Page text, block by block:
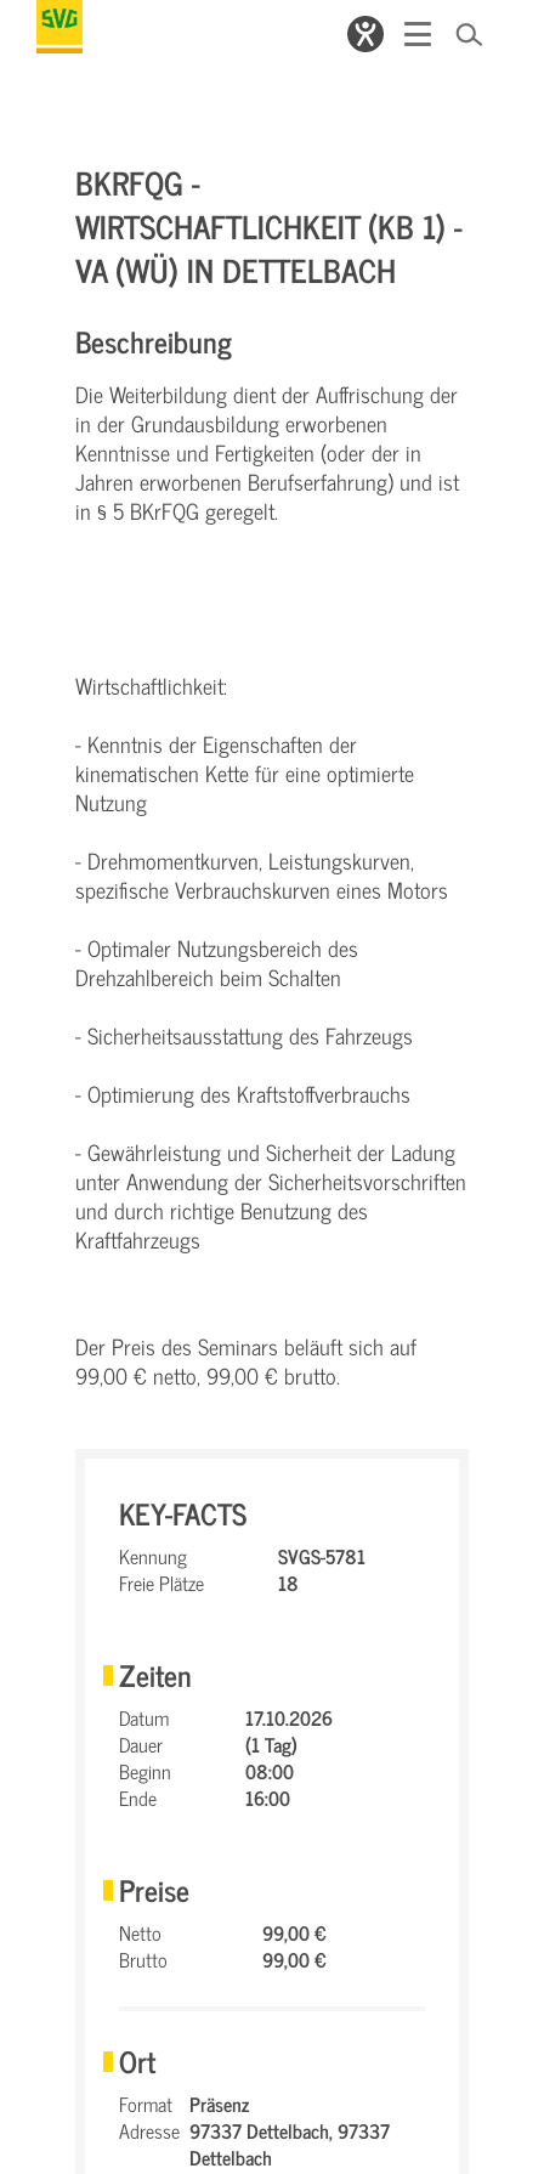
BKRFQG -
WIRTSCHAFTLICHKEIT (KB 1) -
VA (WÜ) IN DETTELBACH
Beschreibung
Die Weiterbildung dient der Auffrischung der
in der Grundausbildung erworbenen
Kenntnisse und Fertigkeiten (oder der in
Jahren erworbenen Berufserfahrung) und ist
in § 5 BKrFQG geregelt.
Wirtschaftlichkeit:
- Kenntnis der Eigenschaften der
kinematischen Kette für eine optimierte
Nutzung
- Drehmomentkurven, Leistungskurven,
spezifische Verbrauchskurven eines Motors
- Optimaler Nutzungsbereich des
Drehzahlbereich beim Schalten
- Sicherheitsausstattung des Fahrzeugs
- Optimierung des Kraftstoffverbrauchs
- Gewährleistung und Sicherheit der Ladung
unter Anwendung der Sicherheitsvorschriften
und durch richtige Benutzung des
Kraftfahrzeugs
Der Preis des Seminars beläuft sich auf
99,00 € netto, 99,00 € brutto.
KEY-FACTS
Kennung
SVGS-5781
Freie Plätze
18
Zeiten
Datum
17.10.2026
Dauer
(1 Tag)
Beginn
08:00
Ende
16:00
Preise
Netto
99,00 €
Brutto
99,00 €
Ort
Format Präsenz
Adresse 97337 Dettelbach,97337
Dettelbach